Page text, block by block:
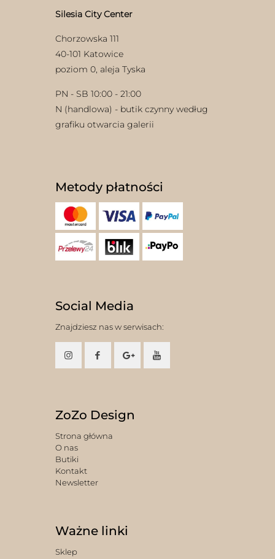
Silesia City Center
Chorzowska 111
40-101 Katowice
poziom 0, aleja Tyska
PN - SB 10:00 - 21:00
N (handlowa) - butik czynny według
grafiku otwarcia galerii
Metody płatności
Social Media
Znajdziesz nas w serwisach:
ZoZo Design
Strona główna
O nas
Butiki
Kontakt
Newsletter
Ważne linki
Sklep